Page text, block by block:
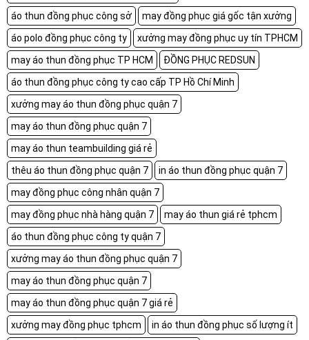
áo thun đồng phục công sở
may đồng phục giá gốc tận xưởng
áo polo đồng phục công ty
xưởng may đồng phục uy tín TPHCM
may áo thun đồng phục TP HCM
ĐỒNG PHỤC REDSUN
áo thun đồng phục công ty cao cấp TP Hồ Chí Minh
xưởng may áo thun đồng phục quận 7
may áo thun đồng phục quận 7
may áo thun teambuilding giá rẻ
thêu áo thun đồng phục quận 7
in áo thun đồng phục quận 7
may đồng phục công nhân quận 7
may đồng phục nhà hàng quận 7
may áo thun giá rẻ tphcm
áo thun đồng phục công ty quận 7
xưởng may áo thun đồng phục quận 7
may áo thun đồng phục quận 7
may áo thun đồng phục quận 7 giá rẻ
xưởng may đồng phục tphcm
in áo thun đồng phục số lượng ít